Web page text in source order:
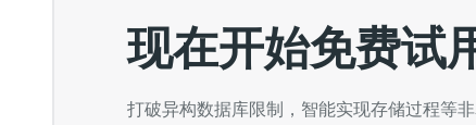
现在开始免费试
打破异构数据库限制，智能实现存储过程等